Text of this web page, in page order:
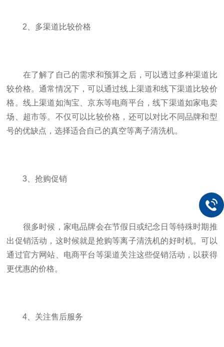
2、多渠道比较价格
在了解了自己的需求和预算之后，可以透过多种渠道比
较价格。通常情况下，可以通过线上渠道和线下渠道比较价
格。线上渠道如淘宝、京东等电商平台，线下渠道如家电卖
场、超市等。不仅可以比较价格，还可以对比不同品牌和型
号的优缺点，选择适合自己的真空等离子清洗机。
3、抢购促销
很多时候，家电品牌会在节假日或纪念日等特殊时期推
出促销活动，这时候就是抢购等离子清洗机的好时机。可以
通过官方网站、电商平台等渠道关注这些促销活动，以获得
更优惠的价格。
4、关注售后服务